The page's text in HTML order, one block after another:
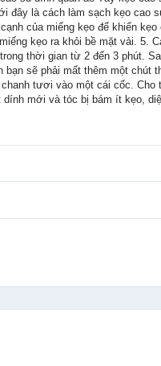
là cách làm sạch kẹo cao
của miếng kẹo để khiến
kẹo ra khỏi bề mặt vải. 5.
thời gian từ 2 đến 3 phút.
sẽ phải mất thêm một chút
tươi vào một cái cốc.
mới và tóc bị bám ít kẹo,